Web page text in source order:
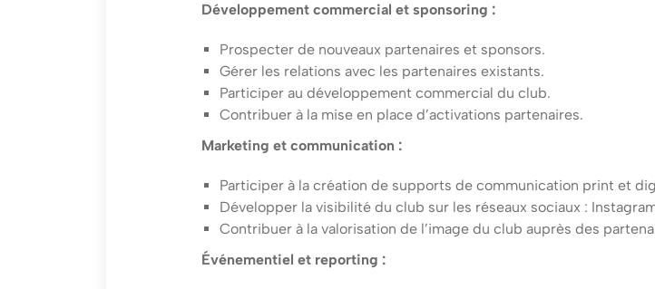
Développement commercial et sponsoring :
Prospecter de nouveaux partenaires et sponsors.
Gérer les relations avec les partenaires existants.
Participer au développement commercial du club.
Contribuer à la mise en place d’activations partenaires.
Marketing et communication :
Participer à la création de supports de communication print et
Développer la visibilité du club sur les réseaux sociaux :
Contribuer à la valorisation de l’image du club auprès des
Événementiel et reporting :